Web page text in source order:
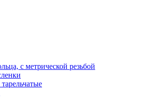
с метрической резьбой